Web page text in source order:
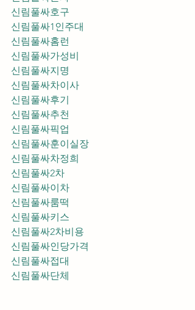
신림풀싸호구
신림풀싸1인주대
신림풀싸홈런
신림풀싸가성비
신림풀싸지명
신림풀싸차이사
신림풀싸후기
신림풀싸추천
신림풀싸훈이실장
신림풀싸차정희
신림풀싸2차
신림풀싸이차
신림풀싸룸떡
신림풀싸키스
신림풀싸2차비용
신림풀싸인당가격
신림풀싸접대
신림풀싸단체